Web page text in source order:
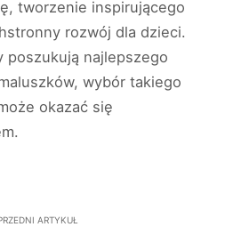
tworzenie inspirującego
rozwój dla dzieci.
poszukują najlepszego
wybór takiego
okazać się
ARTYKUŁ